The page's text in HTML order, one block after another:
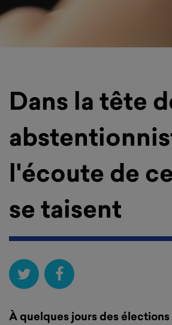
Dans la tête
l'écoute de
se taisent
À quelques jours des